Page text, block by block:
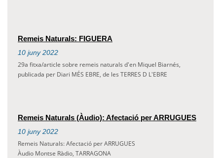
Remeis Naturals: FIGUERA
10 juny 2022
29a fitxa/article sobre remeis naturals d'en Miquel Biarnés,
publicada per Diari MÉS EBRE, de les TERRES D L'EBRE
Remeis Naturals (Àudio): Afectació per ARRUGUES
10 juny 2022
Remeis Naturals: Afectació per ARRUGUES
Àudio Montse Ràdio, TARRAGONA